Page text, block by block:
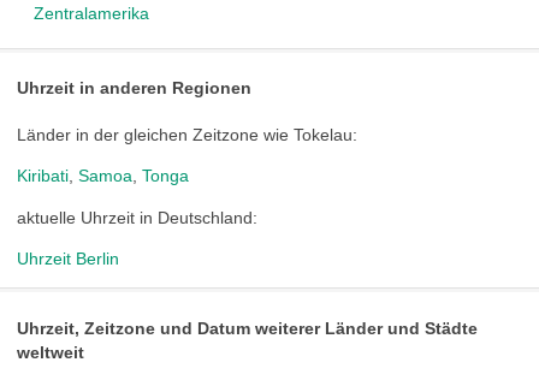
Zentralamerika
Uhrzeit in anderen Regionen
Länder in der gleichen Zeitzone wie Tokelau:
Kiribati,Samoa,Tonga
aktuelle Uhrzeit in Deutschland:
Uhrzeit Berlin
Uhrzeit, Zeitzone und Datum weiterer Länder und Städte
weltweit